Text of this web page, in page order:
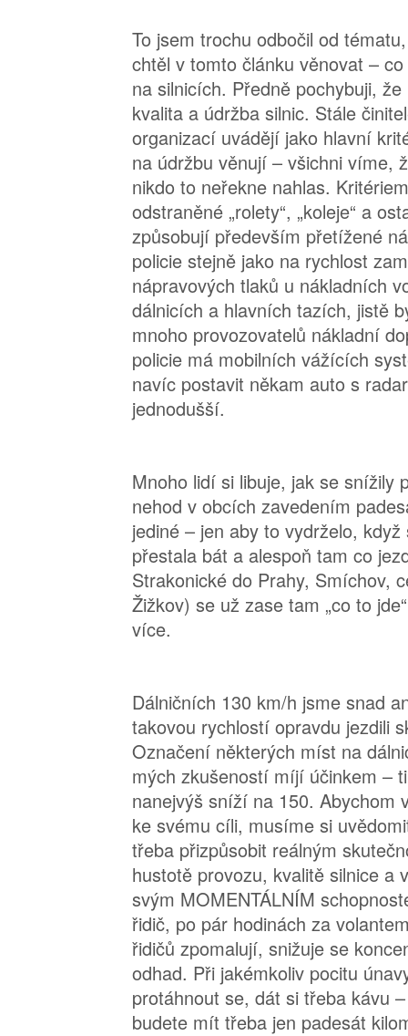
To jsem trochu odbočil od
chtěl v tomto článku věnovat –
na silnicích. Předně pochybuji,
kvalita a údržba silnic. Stále
organizací uvádějí jako hlavní
na údržbu věnují – všichni víme,
nikdo to neřekne nahlas.
odstraněné „rolety“, „koleje“ a
způsobují především přetížené
policie stejně jako na rychlost
nápravových tlaků u nákladních
dálnicích a hlavních tazích, jistě
mnoho provozovatelů nákladní
policie má mobilních vážících
navíc postavit někam auto s
jednodušší.
Mnoho lidí si libuje, jak se snížily
nehod v obcích zavedením
jediné – jen aby to vydrželo,
přestala bát a alespoň tam co
Strakonické do Prahy, Smíchov,
Žižkov) se už zase tam „co to
více.
Dálničních 130 km/h jsme snad
takovou rychlostí opravdu jezdili
Označení některých míst na
mých zkušeností míjí účinkem –
nanejvýš sníží na 150. Abychom
ke svému cíli, musíme si
třeba přizpůsobit reálným
hustotě provozu, kvalitě silnice a
svým MOMENTÁLNÍM
řidič, po pár hodinách za
řidičů zpomalují, snižuje se
odhad. Při jakémkoliv pocitu
protáhnout se, dát si třeba kávu
budete mít třeba jen padesát